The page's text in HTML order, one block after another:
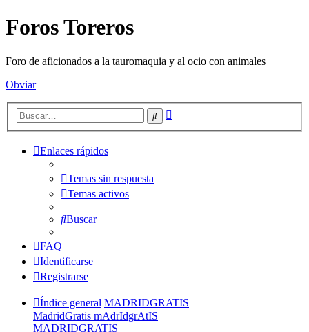
Foros Toreros
Foro de aficionados a la tauromaquia y al ocio con animales
Obviar
Buscar
Enlaces rápidos
Temas sin respuesta
Temas activos
Buscar
FAQ
Identificarse
Registrarse
Índice general MADRIDGRATIS
MadridGratis mAdrIdgrAtIS
MADRIDGRATIS